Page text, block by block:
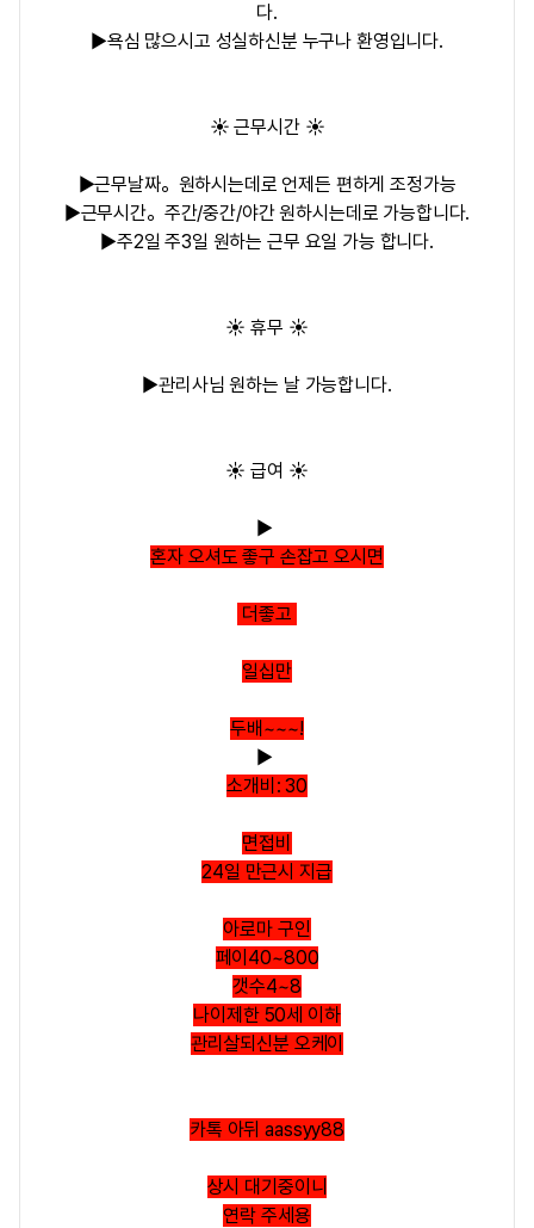
다.
▶욕심 많으시고 성실하신분 누구나 환영입니다.
☀️ 근무시간 ☀️
▶근무날짜。원하시는데로 언제든 편하게 조정가능
▶근무시간。주간/중간/야간 원하시는데로 가능합니다.
▶주2일 주3일 원하는 근무 요일 가능 합니다.
☀️ 휴무 ☀️
▶관리사님 원하는 날 가능합니다.
☀️ 급여 ☀️
▶
혼자 오셔도 좋구 손잡고 오시면
더좋고
일십만
두배~~~!
▶
소개비: 30
면접비
24일 만근시 지급
아로마 구인
페이40~800
갯수4~8
나이제한 50세 이하
관리살되신분 오케이
카톡 아뒤 aassyy88
상시 대기중이니
연락 주세용